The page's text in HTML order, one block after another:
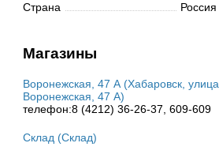
Страна Россия
Магазины
Воронежская, 47 А (Хабаровск, улица
Воронежская, 47 А)
телефон:8 (4212) 36-26-37, 609-609
Склад (Склад)